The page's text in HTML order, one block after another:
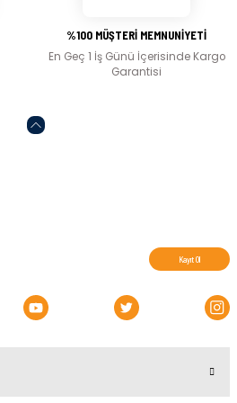
%100 MÜŞTERİ MEMNUNİYETİ
En Geç 1 İş Günü İçerisinde Kargo
Garantisi
Kayıt Ol